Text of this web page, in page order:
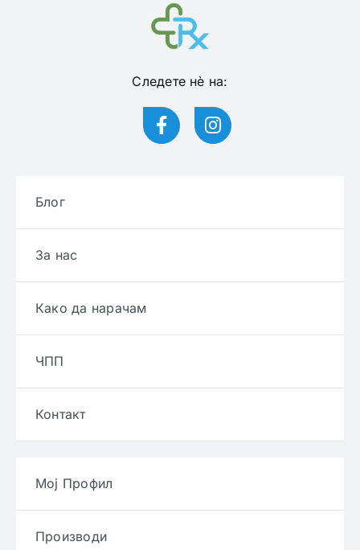
Следете нѐ на:
Блог
За нас
Како да нарачам
ЧПП
Контакт
Мој Профил
Производи